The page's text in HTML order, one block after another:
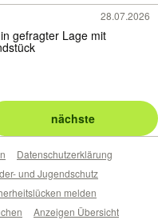
28.07.2026
gefragter Lage mit
nächste
Datenschutzerklärung
und Jugendschutz
melden
Anzeigen Übersicht